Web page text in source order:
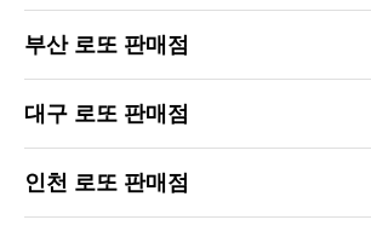
부산 로또 판매점
대구 로또 판매점
인천 로또 판매점